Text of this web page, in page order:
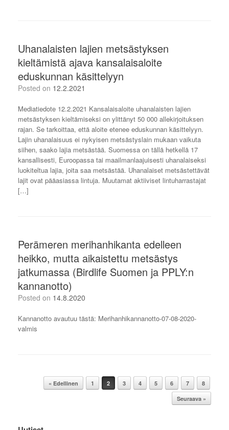
Uhanalaisten lajien metsästyksen
kieltämistä ajava kansalaisaloite
eduskunnan käsittelyyn
Posted on 12.2.2021
Mediatiedote 12.2.2021 Kansalaisaloite uhanalaisten lajien
metsästyksen kieltämiseksi on ylittänyt 50 000 allekirjoituksen
rajan. Se tarkoittaa, että aloite etenee eduskunnan käsittelyyn.
Lajin uhanalaisuus ei nykyisen metsästyslain mukaan vaikuta
siihen, saako lajia metsästää. Suomessa on tällä hetkellä 17
kansallisesti, Euroopassa tai maailmanlaajuisesti uhanalaiseksi
luokiteltua lajia, joita saa metsästää. Uhanalaiset metsästettävät
lajit ovat pääasiassa lintuja. Muutamat aktiiviset lintuharrastajat
[…]
Perämeren merihanhikanta edelleen
heikko, mutta aikaistettu metsästys
jatkumassa (Birdlife Suomen ja PPLY:n
kannanotto)
Posted on 14.8.2020
Kannanotto avautuu tästä: Merihanhikannanotto-07-08-2020-
valmis
Post navigation« Edellinen 1 2 3 4 5 6 7
8
Seuraava »